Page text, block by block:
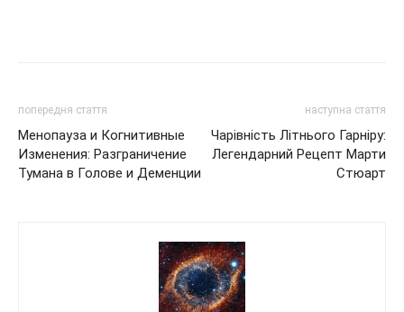
попередня стаття
Менопауза и Когнитивные
Изменения: Разграничение
Тумана в Голове и Деменции
наступна стаття
Чарівність Літнього Гарніру:
Легендарний Рецепт Марти
Стюарт